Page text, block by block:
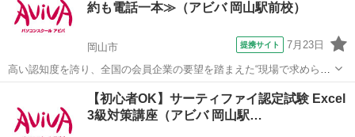
約も電話一本≫（アビバ 岡山駅前校）
岡山市 提携サイト 7月23日
高い認知度を誇り、全国の会員企業の要望を踏まえた“現場で求められ
ているスキル”、つまり実務を強く想定したスキルが身につく「日商PC
検定 データ活用2級」の取得に向けた学習を行います。
その他
【初心者OK】サーティファイ認定試験 Excel
3級対策講座（アビバ 岡山駅…